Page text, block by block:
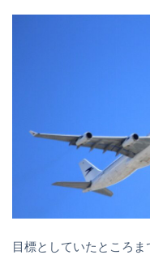
目標としていたところ